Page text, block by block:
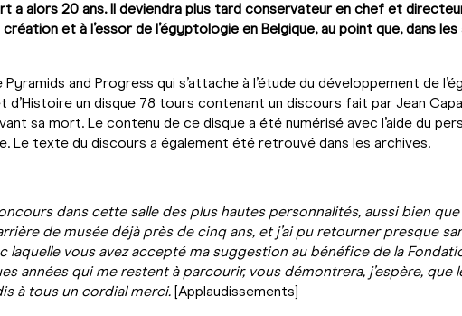
a alors 20 ans. Il deviendra plus tard conservateur en chef et
et à l’essor de l’égyptologie en Belgique, au point que, dans
and Progress qui s’attache à l’étude du développement de
un disque 78 tours contenant un discours fait par Jean
sa mort. Le contenu de ce disque a été numérisé avec l’aide du
Le texte du discours a également été retrouvé dans les archives.
dans cette salle des plus hautes personnalités, aussi bien
de musée déjà près de cinq ans, et j’ai pu retourner presque
laquelle vous avez accepté ma suggestion au bénéfice de la
années qui me restent à parcourir, vous démontrera, j’espère,
à tous un cordial merci. [Applaudissements]